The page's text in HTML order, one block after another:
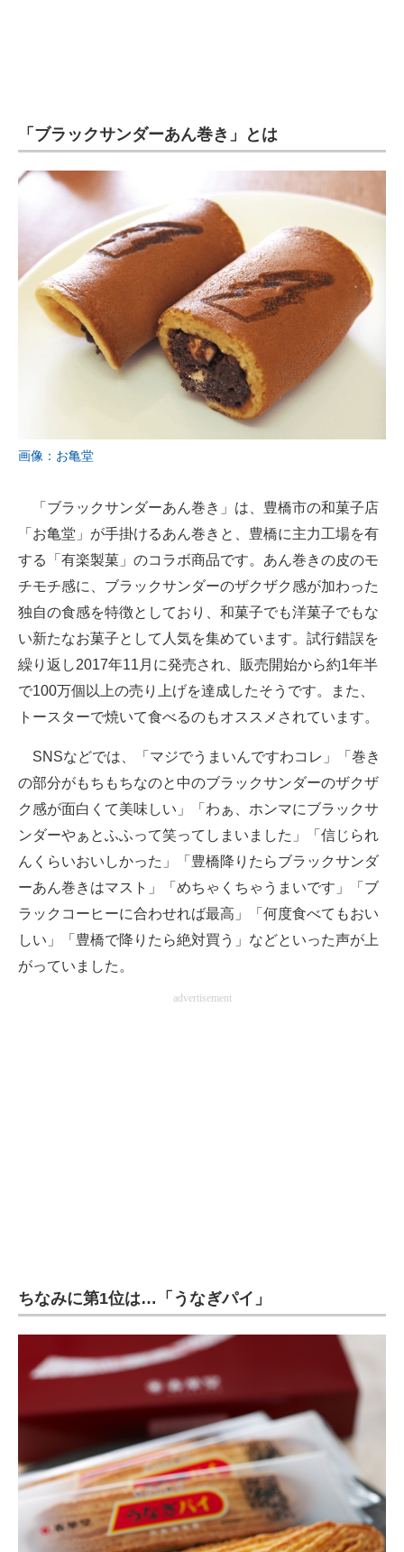
「ブラックサンダーあん巻き」とは
画像：お亀堂
「ブラックサンダーあん巻き」は、豊橋市の和菓子店
「お亀堂」が手掛けるあん巻きと、豊橋に主力工場を有
する「有楽製菓」のコラボ商品です。あん巻きの皮のモ
チモチ感に、ブラックサンダーのザクザク感が加わった
独自の食感を特徴としており、和菓子でも洋菓子でもな
い新たなお菓子として人気を集めています。試行錯誤を
繰り返し2017年11月に発売され、販売開始から約1年半
で100万個以上の売り上げを達成したそうです。また、
トースターで焼いて食べるのもオススメされています。
SNSなどでは、「マジでうまいんですわコレ」「巻き
の部分がもちもちなのと中のブラックサンダーのザクザ
ク感が面白くて美味しい」「わぁ、ホンマにブラックサ
ンダーやぁとふふって笑ってしまいました」「信じられ
んくらいおいしかった」「豊橋降りたらブラックサンダ
ーあん巻きはマスト」「めちゃくちゃうまいです」「ブ
ラックコーヒーに合わせれば最高」「何度食べてもおい
しい」「豊橋で降りたら絶対買う」などといった声が上
がっていました。
advertisement
ちなみに第1位は…「うなぎパイ」